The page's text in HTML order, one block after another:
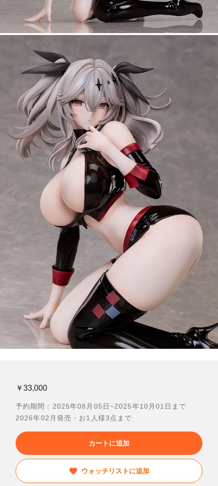
￥33,000
予約期間：2025年08月05日~2025年10月01日まで
2026年02月発売・お1人様3点まで
カートに追加
ウォッチリストに追加